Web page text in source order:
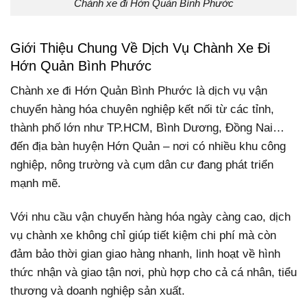
Chành xe đi Hớn Quản Bình Phước
Giới Thiệu Chung Về Dịch Vụ Chành Xe Đi
Hớn Quản Bình Phước
Chành xe đi Hớn Quản Bình Phước là dịch vụ vận
chuyển hàng hóa chuyên nghiệp kết nối từ các tỉnh,
thành phố lớn như TP.HCM, Bình Dương, Đồng Nai…
đến địa bàn huyện Hớn Quản – nơi có nhiều khu công
nghiệp, nông trường và cụm dân cư đang phát triển
mạnh mẽ.
Với nhu cầu vận chuyển hàng hóa ngày càng cao, dịch
vụ chành xe không chỉ giúp tiết kiệm chi phí mà còn
đảm bảo thời gian giao hàng nhanh, linh hoạt về hình
thức nhận và giao tận nơi, phù hợp cho cả cá nhân, tiểu
thương và doanh nghiệp sản xuất.